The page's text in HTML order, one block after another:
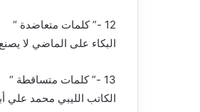
12 -” كلمات متعاضدة “
البكاء على الماضي لا
13 -” كلمات متساقطة “
الكاتب الليبي محمد علي